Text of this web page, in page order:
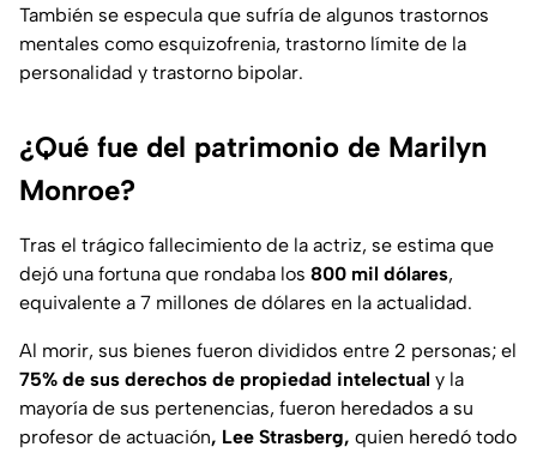
También se especula que sufría de algunos trastornos
mentales como esquizofrenia, trastorno límite de la
personalidad y trastorno bipolar.
¿Qué fue del patrimonio de Marilyn
Monroe?
Tras el trágico fallecimiento de la actriz, se estima que
dejó una fortuna que rondaba los 800 mil dólares,
equivalente a 7 millones de dólares en la actualidad.
Al morir, sus bienes fueron divididos entre 2 personas; el
75% de sus derechos de propiedad intelectual y la
mayoría de sus pertenencias, fueron heredados a su
profesor de actuación, Lee Strasberg, quien heredó todo